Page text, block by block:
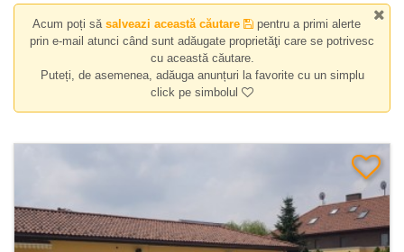
Acum poți să salveazi această căutare
pentru a primi alerte
prin e-mail atunci când sunt adăugate proprietăţi care se potrivesc
cu această căutare.
Puteți, de asemenea, adăuga anunțuri la favorite cu un simplu
click pe simbolul